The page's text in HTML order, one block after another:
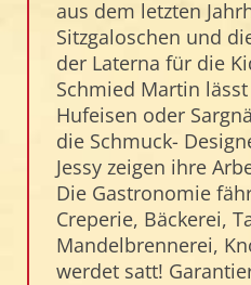
aus dem letzten
Sitzgaloschen und
der Laterna für die
Schmied Martin
Hufeisen oder
die Schmuck-
Jessy zeigen ihre
Die Gastronomie
Creperie, Bäckerei,
Mandelbrennerei,
werdet satt!